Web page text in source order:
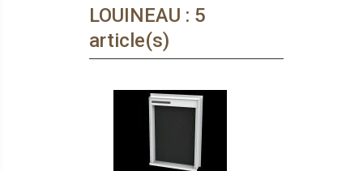
LOUINEAU : 5
article(s)